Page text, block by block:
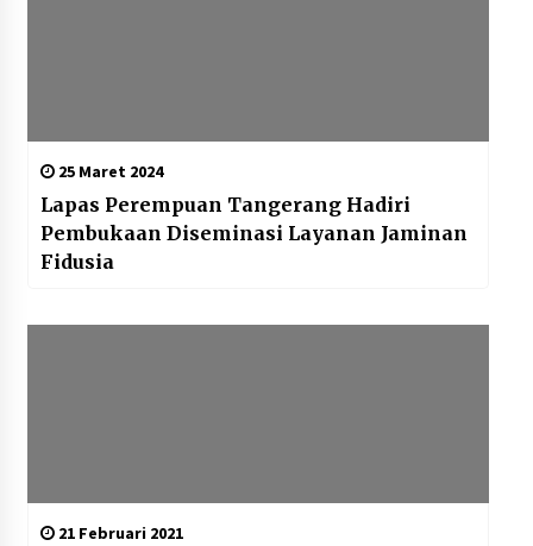
25 Maret 2024
Lapas Perempuan Tangerang Hadiri
Pembukaan Diseminasi Layanan Jaminan
Fidusia
21 Februari 2021